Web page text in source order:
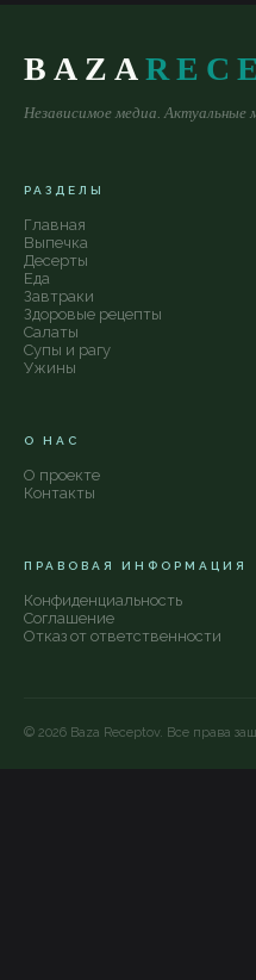
BAZA
Независимое медиа. Актуальные
РАЗДЕЛЫ
Главная
Выпечка
Десерты
Еда
Завтраки
Здоровые рецепты
Салаты
Супы и рагу
Ужины
О НАС
О проекте
Контакты
ПРАВОВАЯ ИНФОРМАЦИЯ
Конфиденциальность
Соглашение
Отказ от ответственности
© 2026 Baza Receptov. Все права